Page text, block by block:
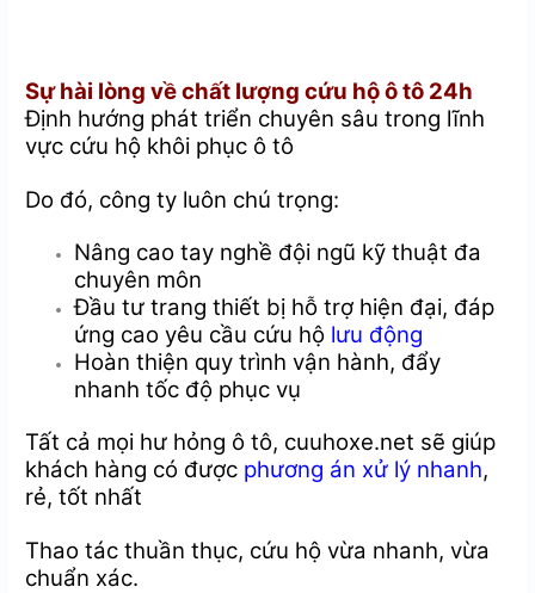
Sự hài lòng về chất lượng cứu hộ ô tô 24h
Định hướng phát triển chuyên sâu trong lĩnh
vực cứu hộ khôi phục ô tô
Do đó, công ty luôn chú trọng:
Nâng cao tay nghề đội ngũ kỹ thuật đa
chuyên môn
Đầu tư trang thiết bị hỗ trợ hiện đại, đáp
ứng cao yêu cầu cứu hộ lưu động
Hoàn thiện quy trình vận hành, đẩy
nhanh tốc độ phục vụ
Tất cả mọi hư hỏng ô tô, cuuhoxe.net sẽ giúp
khách hàng có được phương án xử lý nhanh,
rẻ, tốt nhất
Thao tác thuần thục, cứu hộ vừa nhanh, vừa
chuẩn xác.